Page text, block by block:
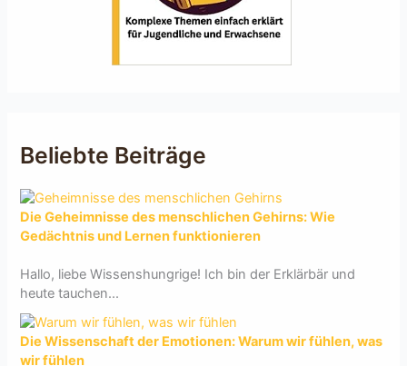
Beliebte Beiträge
Die Geheimnisse des menschlichen Gehirns: Wie
Gedächtnis und Lernen funktionieren
Hallo, liebe Wissenshungrige! Ich bin der Erklärbär und
heute tauchen...
Die Wissenschaft der Emotionen: Warum wir fühlen, was
wir fühlen